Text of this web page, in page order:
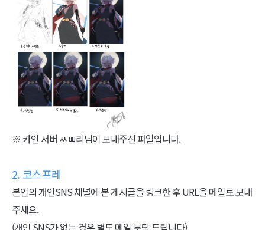
※ 카인 서버 ㅆㅃ리님이 보내주신 파일입니다.
2. 코스프레
본인의 개인SNS 채널에 본 게시글을 링크한 후 URL을 메일로 보내
주세요.
(개인 SNS가 없는 경우 별도 메일 부탁 드립니다)